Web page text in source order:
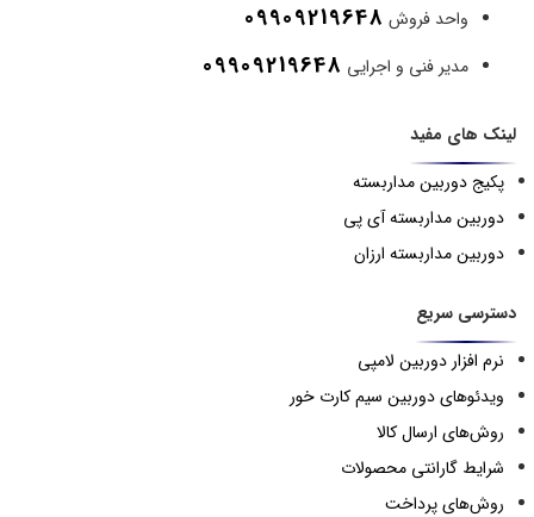
واحد فروش 09909219648
مدیر فنی و اجرایی 09909219648
لینک های مفید
پکیج دوربین مداربسته
دوربین مداربسته آی پی
دوربین مداربسته ارزان
دسترسی سریع
نرم افزار دوربین لامپی
ویدئوهای دوربین سیم کارت خور
روش‌های ارسال کالا
شرایط گارانتی محصولات
روش‌های پرداخت